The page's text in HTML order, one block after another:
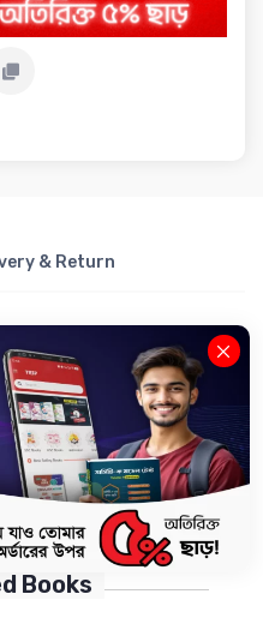
& Return
গঠিত। তাই পৃথিবীকে সঠিকভাবে জানতে
স্পষ্ট ধারণা থাকতে হবে। আর তাই
মৌলগুলোর গঠন প্রকৃতি, ধর্ম, শক্তিস্তর,
পর্যায় সারণির সকল খুঁটিনাটি তথ্য
হয়েছে-The Royal 'পর্যায় সারণি’
Books